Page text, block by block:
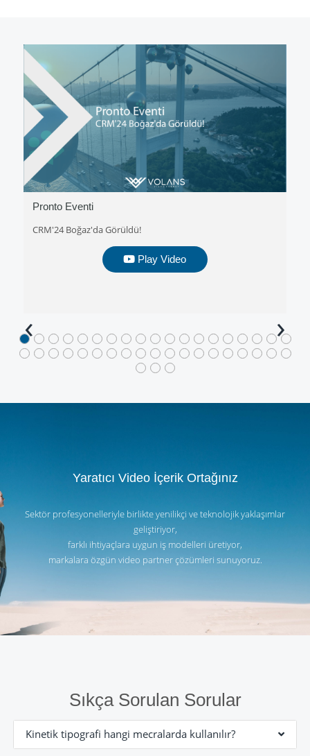
Pronto Eventi
CRM'24 Boğaz'da Görüldü!
Play Video
‹ ›
Yaratıcı Video İçerik Ortağınız
Sektör profesyonelleriyle birlikte yenilikçi ve teknolojik yaklaşımlar
geliştiriyor,
farklı ihtiyaçlara uygun iş modelleri üretiyor,
markalara özgün video partner çözümleri sunuyoruz.
Sıkça Sorulan Sorular
Kinetik tipografi hangi mecralarda kullanılır?